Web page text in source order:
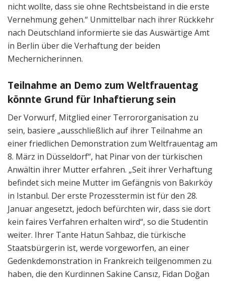
nicht wollte, dass sie ohne Rechtsbeistand in die erste
Vernehmung gehen.“ Unmittelbar nach ihrer Rückkehr
nach Deutschland informierte sie das Auswärtige Amt
in Berlin über die Verhaftung der beiden
Mechernicherinnen.
Teilnahme an Demo zum Weltfrauentag
könnte Grund für Inhaftierung sein
Der Vorwurf, Mitglied einer Terrororganisation zu
sein, basiere „ausschließlich auf ihrer Teilnahme an
einer friedlichen Demonstration zum Weltfrauentag am
8. März in Düsseldorf“, hat Pinar von der türkischen
Anwältin ihrer Mutter erfahren. „Seit ihrer Verhaftung
befindet sich meine Mutter im Gefängnis von Bakırköy
in Istanbul. Der erste Prozesstermin ist für den 28.
Januar angesetzt, jedoch befürchten wir, dass sie dort
kein faires Verfahren erhalten wird“, so die Studentin
weiter. Ihrer Tante Hatun Sahbaz, die türkische
Staatsbürgerin ist, werde vorgeworfen, an einer
Gedenkdemonstration in Frankreich teilgenommen zu
haben, die den Kurdinnen Sakine Cansız, Fidan Doğan